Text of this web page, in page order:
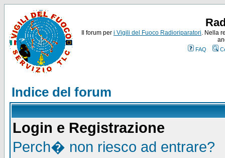
Il forum per i Vigili del Fuoco Radioriparatori. Nella
FAQ
Indice del forum
Login e Registrazione
Perch� non riesco ad entrare?